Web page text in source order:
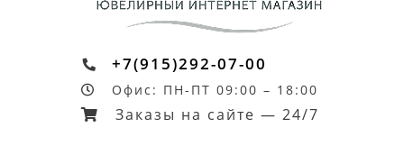
+7(915)292-07-00
Офис: ПН-ПТ 09:00 – 18:00
Заказы на сайте — 24/7